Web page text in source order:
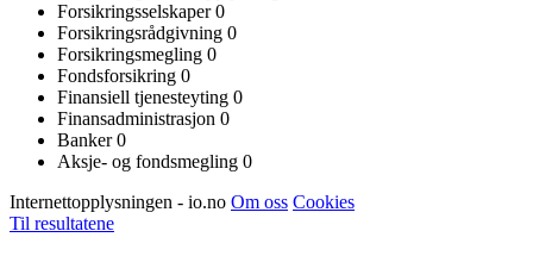
Forsikringsselskaper0
Forsikringsrådgivning 0
Forsikringsmegling 0
Fondsforsikring 0
Finansiell tjenesteyting 0
Finansadministrasjon 0
Banker0
Aksje- og fondsmegling 0
Internettopplysningen - io.no Om oss Cookies
Til resultatene